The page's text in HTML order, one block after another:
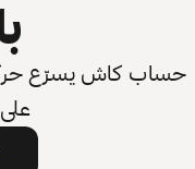
حساب كاش يسرّع حركة